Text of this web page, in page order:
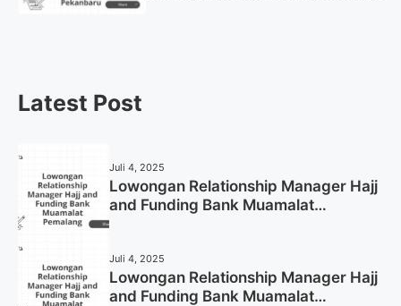
Latest Post
Juli 4, 2025
Lowongan Relationship Manager Hajj
and Funding Bank Muamalat
Juli 4, 2025
Lowongan Relationship Manager Hajj
and Funding Bank Muamalat